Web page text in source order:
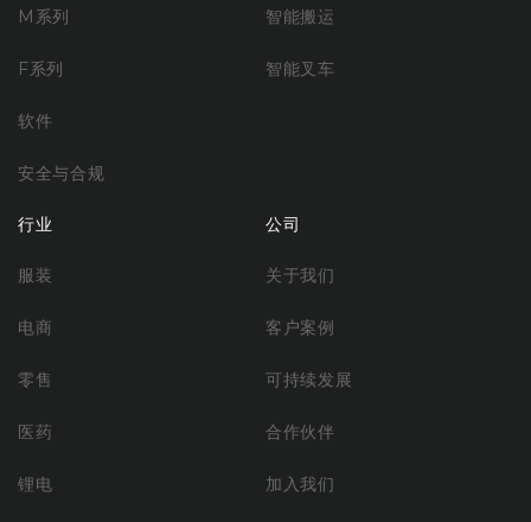
M系列
F系列
软件
安全与合规
智能搬运
智能叉车
行业
服装
电商
零售
医药
锂电
公司
关于我们
客户案例
可持续发展
合作伙伴
加入我们